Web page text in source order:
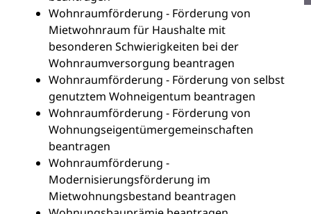
Wohnraumförderung - Förderung von
Mietwohnraum für Haushalte mit
besonderen Schwierigkeiten bei der
Wohnraumversorgung beantragen
Wohnraumförderung - Förderung von selbst
genutztem Wohneigentum beantragen
Wohnraumförderung - Förderung von
Wohnungseigentümergemeinschaften
beantragen
Wohnraumförderung -
Modernisierungsförderung im
Mietwohnungsbestand beantragen